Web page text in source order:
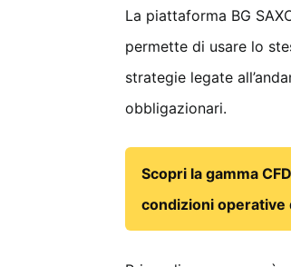
La piattaforma BG
permette di usare lo
strategie legate
obbligazionari.
Scopri la gamma
condizioni